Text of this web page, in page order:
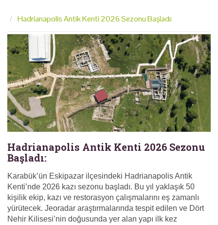
Hadrianapolis Antik Kenti 2026 Sezonu Başladı:
Hadrianapolis Antik Kenti 2026 Sezonu
Başladı:
Karabük’ün Eskipazar ilçesindeki Hadrianapolis Antik
Kenti’nde 2026 kazı sezonu başladı. Bu yıl yaklaşık 50
kişilik ekip, kazı ve restorasyon çalışmalarını eş zamanlı
yürütecek. Jeoradar araştırmalarında tespit edilen ve Dört
Nehir Kilisesi’nin doğusunda yer alan yapı ilk kez